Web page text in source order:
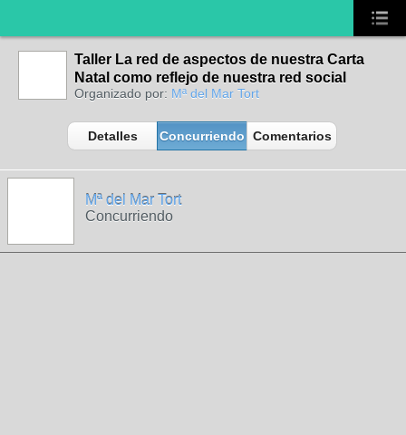
Taller La red de aspectos de nuestra Carta
Natal como reflejo de nuestra red social
Organizado por: Mª del Mar Tort
Detalles Concurriendo Comentarios
Mª del Mar Tort
Concurriendo